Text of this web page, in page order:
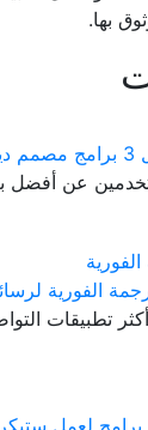
بها.
عن أفضل
الفورية
تطبيقات